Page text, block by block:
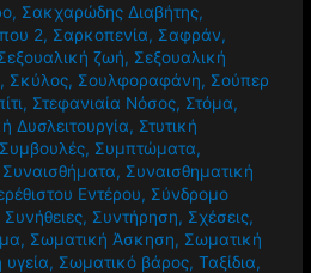
, Σακχαρώδης Διαβήτης,
2, Σαρκοπενία, Σαφράν,
ζωή, Σεξουαλική
, Σκύλος, Σουλφοραφάνη, Σούπερ
, Στεφανιαία Νόσος, Στόμα,
Δυσλειτουργία, Στυτική
Συμβουλές, Συμπτώματα,
Συναισθήματα, Συναισθηματική
Εντέρου, Σύνδρομο
Συνήθειες, Συντήρηση, Σχέσεις,
, Σωματική Άσκηση, Σωματική
, Σωματικό βάρος,Ταξίδια,